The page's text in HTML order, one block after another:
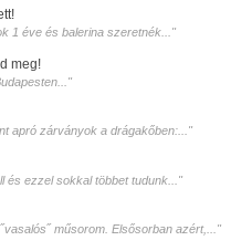
1 éve és balerina szeretnék..."
meg!
apró zárványok a drágakőben:..."
és ezzel sokkal többet tudunk..."
műsorom. Elsősorban azért,..."